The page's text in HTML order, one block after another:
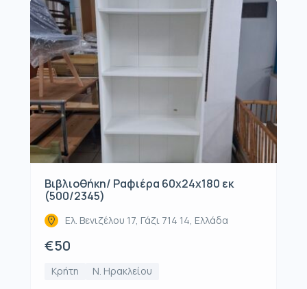
Βιβλιοθήκη/ Ραφιέρα 60x24x180 εκ
(500/2345)
Ελ. Βενιζέλου 17, Γάζι 714 14, Ελλάδα
€50
Κρήτη Ν. Ηρακλείου